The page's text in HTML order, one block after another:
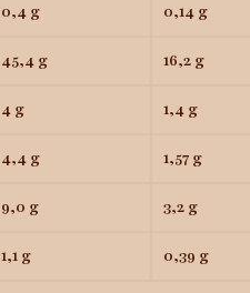
0,4 g 0,14 g
45,4 g 16,2 g
4 g 1,4 g
4,4 g 1,57 g
9,0 g 3,2 g
1,1 g 0,39 g